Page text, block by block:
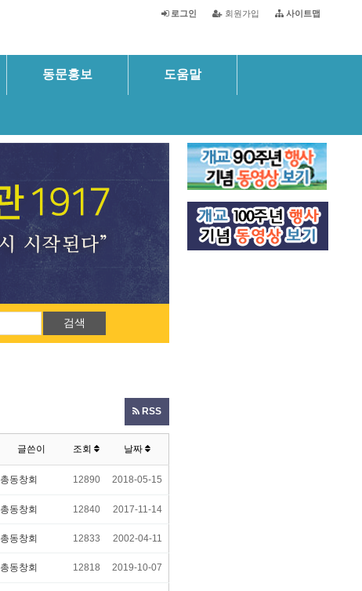
사이트맵
회원가입
로그인
동문홍보 도움말
검색
RSS
글쓴이 조회 날짜
총동창회 12890 2018-05-15
총동창회 12840 2017-11-14
총동창회 12833 2002-04-11
총동창회 12818 2019-10-07